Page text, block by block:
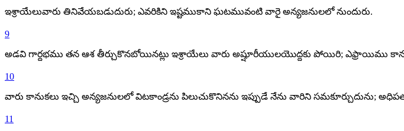
ఇశ్రాయేలువారు తినివేయబడుదురు; ఎవరికిని ఇష్టముకాని ఘటమువంటి వారై అన్యజనులలో నుందురు.
9
అడవి గార్దభము తన ఆశ తీర్చుకొనబోయినట్లు ఇశ్రాయేలు వారు అష్షూరీయులయొద్దకు పోయిరి; ఎఫ్రాయిము
10
వారు కానుకలు ఇచ్చి అన్యజనులలో విటకాండ్రను పిలుచుకొనినను ఇప్పుడే నేను వారిని సమకూర్చుదును;
11